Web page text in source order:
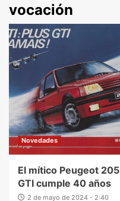
vocación
Novedades
El mítico Peugeot 205
GTI cumple 40 años
2 de mayo de 2024 - 2:40